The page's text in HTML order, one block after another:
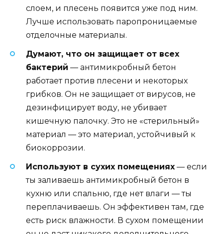
слоем, и плесень появится уже под ним.
Лучше использовать паропроницаемые
отделочные материалы.
Думают, что он защищает от всех
бактерий — антимикробный бетон
работает против плесени и некоторых
грибков. Он не защищает от вирусов, не
дезинфицирует воду, не убивает
кишечную палочку. Это не «стерильный»
материал — это материал, устойчивый к
биокоррозии.
Используют в сухих помещениях — если
ты заливаешь антимикробный бетон в
кухню или спальню, где нет влаги — ты
переплачиваешь. Он эффективен там, где
есть риск влажности. В сухом помещении